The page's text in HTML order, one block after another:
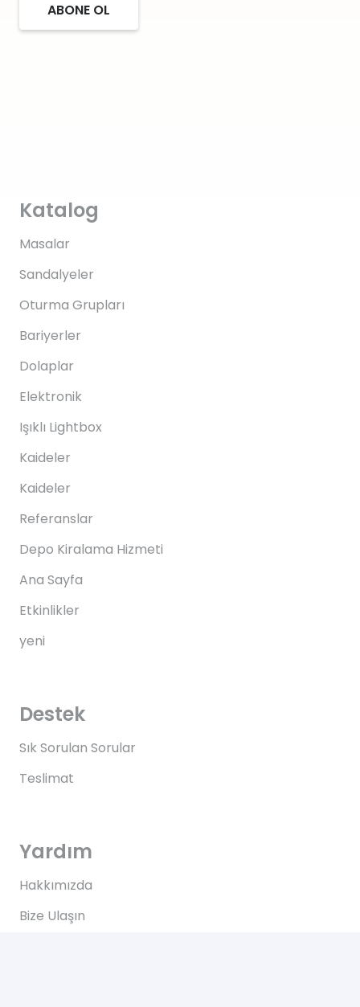
ABONE OL
Katalog
Masalar
Sandalyeler
Oturma Grupları
Bariyerler
Dolaplar
Elektronik
Işıklı Lightbox
Kaideler
Kaideler
Referanslar
Depo Kiralama Hizmeti
Ana Sayfa
Etkinlikler
yeni
Destek
Sık Sorulan Sorular
Teslimat
Yardım
Hakkımızda
Bize Ulaşın